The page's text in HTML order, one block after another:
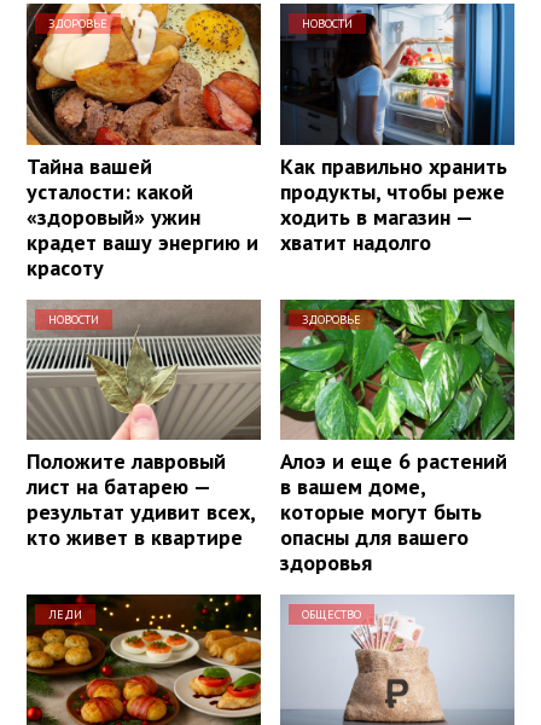
ЗДОРОВЬЕ
Тайна вашей
усталости: какой
«здоровый» ужин
крадет вашу энергию и
красоту
НОВОСТИ
Как правильно хранить
продукты, чтобы реже
ходить в магазин —
хватит надолго
НОВОСТИ
Положите лавровый
лист на батарею —
результат удивит всех,
кто живет в квартире
ЗДОРОВЬЕ
Алоэ и еще 6 растений
в вашем доме,
которые могут быть
опасны для вашего
здоровья
ЛЕДИ ОБЩЕСТВО